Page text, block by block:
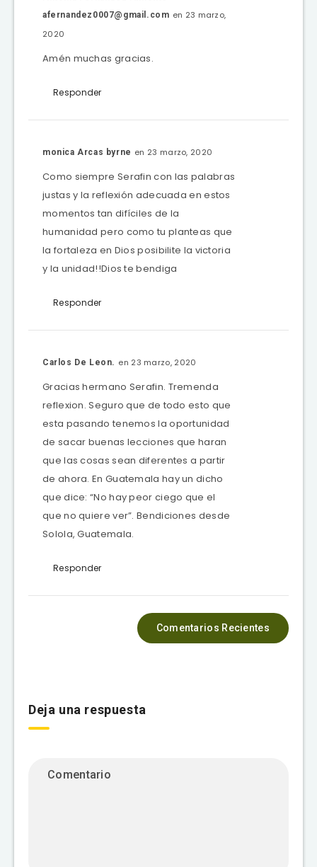
afernandez0007@gmail.com en 23 marzo,
2020
Amén muchas gracias.
Responder
monica Arcas byrne en 23 marzo, 2020
Como siempre Serafin con las palabras
justas y la reflexión adecuada en estos
momentos tan difíciles de la
humanidad pero como tu planteas que
la fortaleza en Dios posibilite la victoria
y la unidad!!Dios te bendiga
Responder
Carlos De Leon. en 23 marzo, 2020
Gracias hermano Serafin. Tremenda
reflexion. Seguro que de todo esto que
esta pasando tenemos la oportunidad
de sacar buenas lecciones que haran
que las cosas sean diferentes a partir
de ahora. En Guatemala hay un dicho
que dice: “No hay peor ciego que el
que no quiere ver”. Bendiciones desde
Solola, Guatemala.
Responder
Comentarios Recientes
Deja una respuesta